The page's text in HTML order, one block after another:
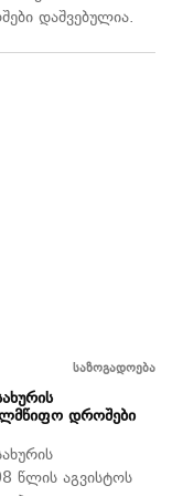
დაშვებულია.
საზოგადოება
დროშები
წლის აგვისტოს